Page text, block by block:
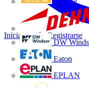
DW
Eaton
EPLAN
Iniciar sesión Registrarse